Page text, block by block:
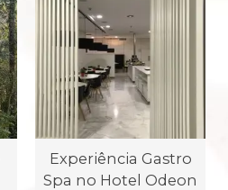
Experiência Gastro
Spa no Hotel Odeon